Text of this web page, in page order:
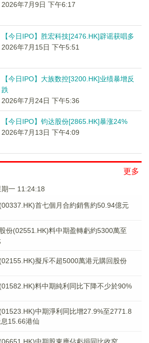
2026年7月9日 下午6:17
【今日IPO】胜宏科技[2476.HK]辟谣获唱多
2026年7月15日 下午5:51
【今日IPO】大族数控[3200.HK]业绩暴增反
跌
2026年7月24日 下午5:36
【今日IPO】钧达股份[2865.HK]暴涨24%
2026年7月13日 下午4:09
更多
一 11:24:18
首七個月合約銷售約50.94億元
份(02551.HK)料中期盈轉虧約5300萬至
擬斥不超5000萬港元購回股份
料中期純利同比下降不少於90%
中期淨利同比增27.9%至2771.8
15.66港仙